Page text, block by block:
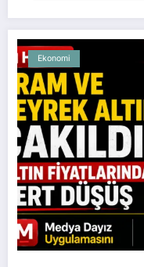
Ekonomi